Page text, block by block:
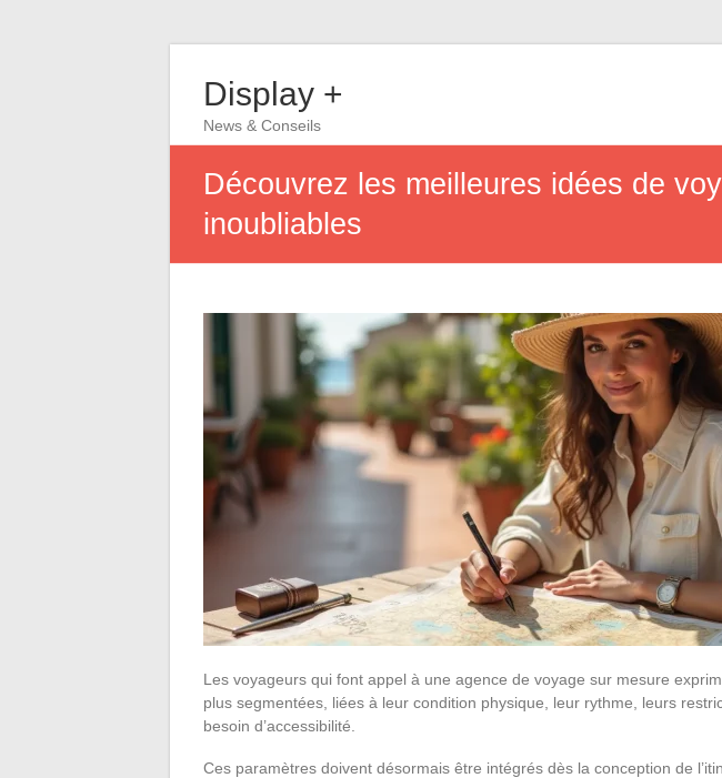
Display +
News & Conseils
Découvrez les meilleures idées de
inoubliables
Les voyageurs qui font appel à une agence de voyage sur mesure
plus segmentées, liées à leur condition physique, leur rythme, leurs
besoin d’accessibilité.
Ces paramètres doivent désormais être intégrés dès la conception de